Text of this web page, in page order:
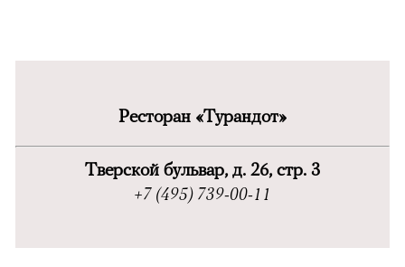
Ресторан «Турандот»
Тверской бульвар, д. 26, стр. 3
+7 (495) 739-00-11